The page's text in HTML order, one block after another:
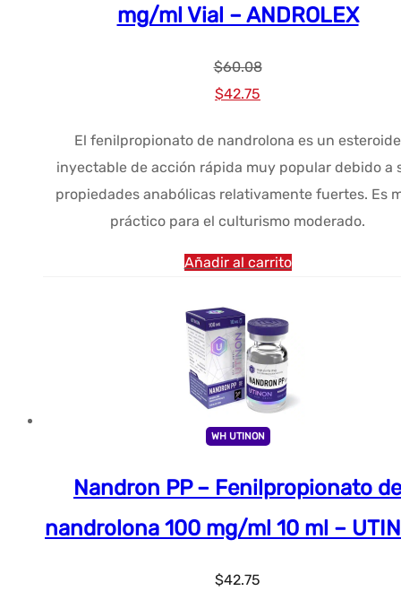
mg/ml Vial – ANDROLEX
$60.08
El
original
era:
$60.08.
$42.75
actual
es:
$42.75.
El fenilpropionato de nandrolona es un esteroide
inyectable de acción rápida muy popular debido a
propiedades anabólicas relativamente fuertes. Es
práctico para el culturismo moderado.
Añadir al carrito
WH UTINON
Nandron PP – Fenilpropionato de
nandrolona 100 mg/ml 10 ml –
$42.75